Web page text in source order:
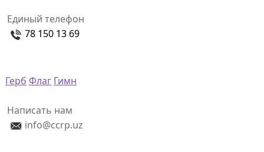
Единый телефон
78 150 13 69
Герб Флаг Гимн
Написать нам
info@ccrp.uz